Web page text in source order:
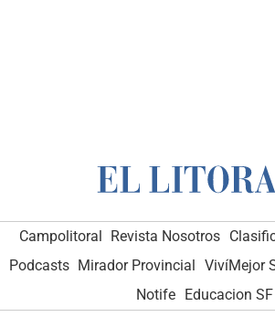
Campolitoral Revista Nosotros
Podcasts Mirador Provincial VivíMejor
Notife Educacion SF